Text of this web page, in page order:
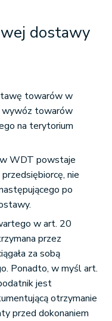
dostawy
towarów w
wywóz towarów
na terytorium
WDT powstaje
nie
po
w art. 20
przez
za sobą
Ponadto, w myśl art.
jest
otrzymanie
przed dokonaniem